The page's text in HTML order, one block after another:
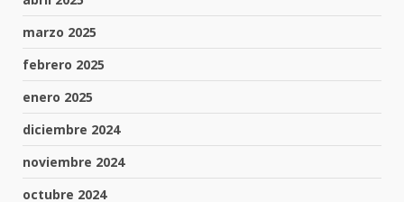
marzo 2025
febrero 2025
enero 2025
diciembre 2024
noviembre 2024
octubre 2024